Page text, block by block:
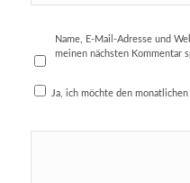
Name, E-Mail-Adresse und
meinen nächsten Kommentar
Ja, ich möchte den